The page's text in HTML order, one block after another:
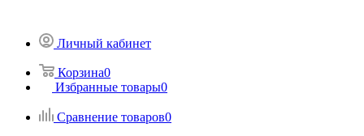
Личный кабинет
Корзина0
Избранные товары0
Сравнение товаров0